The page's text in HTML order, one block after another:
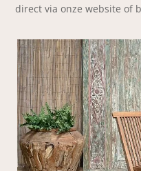
direct via onze website of